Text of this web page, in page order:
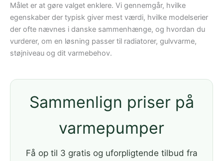
Målet er at gøre valget enklere. Vi gennemgår, hvilke
egenskaber der typisk giver mest værdi, hvilke modelserier
der ofte nævnes i danske sammenhænge, og hvordan du
vurderer, om en løsning passer til radiatorer, gulvvarme,
støjniveau og dit varmebehov.
Sammenlign priser på
varmepumper
Få op til 3 gratis og uforpligtende tilbud fra